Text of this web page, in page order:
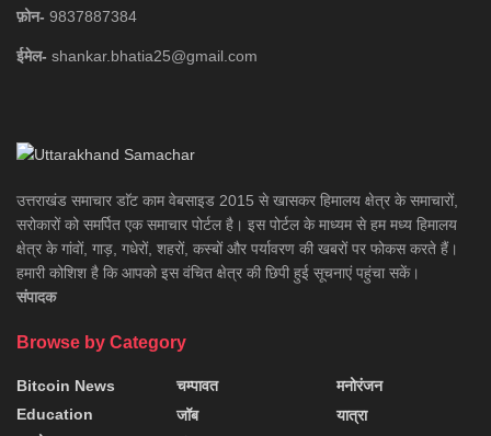
फ़ोन- 9837887384
ईमेल- shankar.bhatia25@gmail.com
उत्तराखंड समाचार डाॅट काम वेबसाइड 2015 से खासकर हिमालय क्षेत्र के समाचारों,
सरोकारों को समर्पित एक समाचार पोर्टल है। इस पोर्टल के माध्यम से हम मध्य हिमालय
क्षेत्र के गांवों, गाड़, गधेरों, शहरों, कस्बों और पर्यावरण की खबरों पर फोकस करते हैं।
हमारी कोशिश है कि आपको इस वंचित क्षेत्र की छिपी हुई सूचनाएं पहुंचा सकें।
संपादक
Browse by Category
Bitcoin News
Education
चम्पावत
जॉब
मनोरंजन
यात्रा